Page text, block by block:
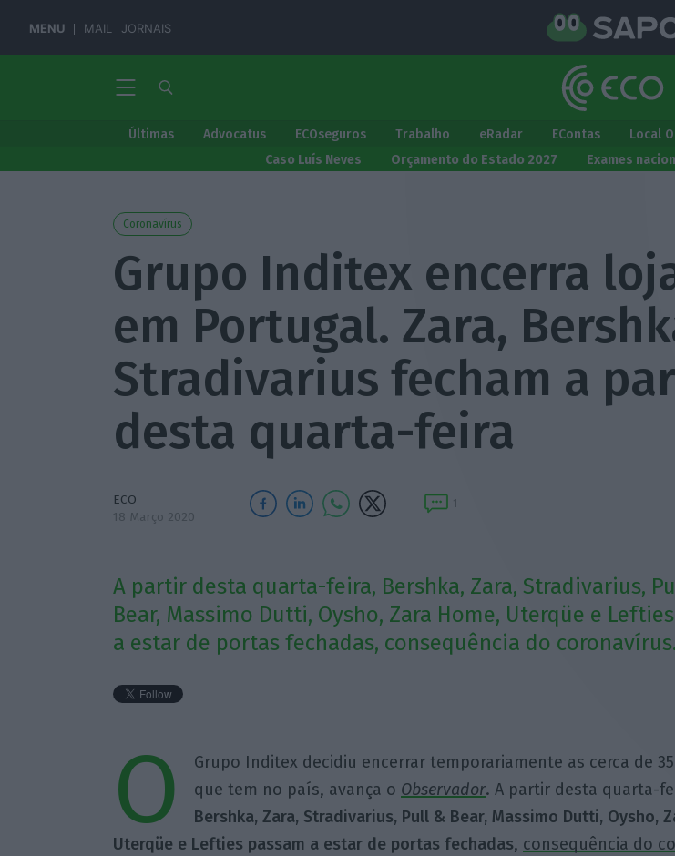
MENU MAIL JORNAIS
Últimas Advocatus ECOseguros Trabalho eRadar EContas Local
Caso Luís Neves
Orçamento do Estado 2027 Exames
Coronavírus
Grupo Inditex encerra
em Portugal. Zara,
Stradivarius fecham a
desta quarta-feira
ECO
18 Março 2020
1
A partir desta quarta-feira, Bershka, Zara, Stradivarius,
Bear, Massimo Dutti, Oysho, Zara Home, Uterqüe e
a estar de portas fechadas, consequência do coronavírus.
O
Grupo Inditex decidiu encerrar temporariamente as cerca de
que tem no país, avança o Observador. A partir desta quarta-
Bershka, Zara, Stradivarius, Pull & Bear, Massimo Dutti, Oysho,
Uterqüe e Lefties passam a estar de portas fechadas, consequência do